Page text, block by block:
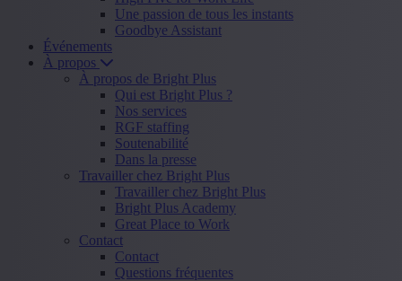
Une passion de tous les instants
Goodbye Assistant
Événements
À propos
À propos de Bright Plus
Qui est Bright Plus ?
Nos services
RGF staffing
Soutenabilité
Dans la presse
Travailler chez Bright Plus
Travailler chez Bright Plus
Bright Plus Academy
Great Place to Work
Contact
Contact
Questions fréquentes